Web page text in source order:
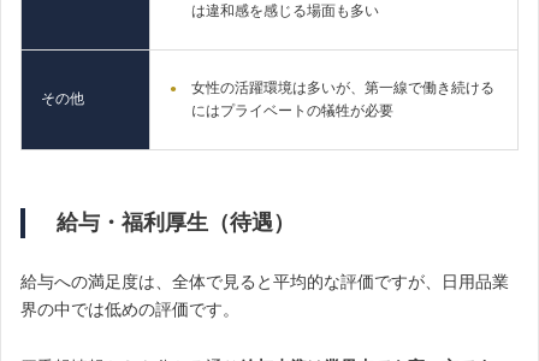
は違和感を感じる場面も多い
その他
女性の活躍環境は多いが、第一線で働き続ける
にはプライベートの犠牲が必要
給与・福利厚生（待遇）
給与への満足度は、全体で見ると平均的な評価ですが、日用品業
界の中では低めの評価です。